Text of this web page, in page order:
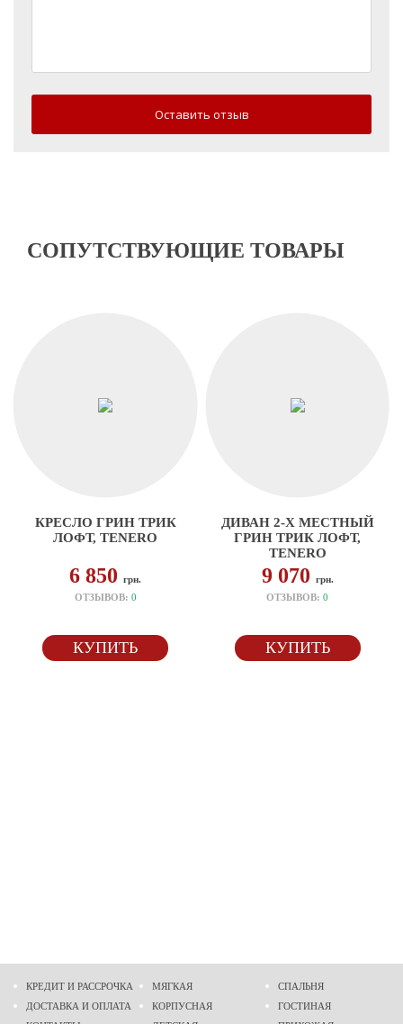
Оставить отзыв
СОПУТСТВУЮЩИЕ ТОВАРЫ
КРЕСЛО ГРИН ТРИК
ЛОФТ, TENERO
6 850грн.
ОТЗЫВОВ: 0
КУПИТЬ
ДИВАН 2-Х МЕСТНЫЙ
ГРИН ТРИК ЛОФТ,
TENERO
9 070 грн.
ОТЗЫВОВ:0
КУПИТЬ
КРЕДИТ И РАССРОЧКА
ДОСТАВКА И ОПЛАТА
МЯГКАЯ
КОРПУСНАЯ
СПАЛЬНЯ
ГОСТИНАЯ